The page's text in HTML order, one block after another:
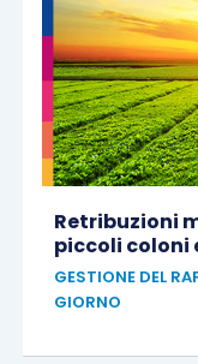
Retribuzioni
piccoli
GESTIONE DEL
GIORNO